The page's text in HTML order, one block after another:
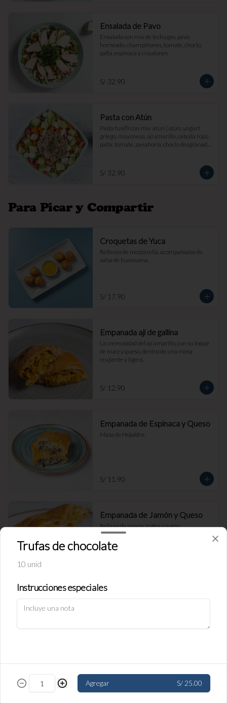
Ensalada de Pavo
Ensalada con mix de lechugas, pavo
horneado, champiñones, tomate, choclo,
palta, espinaca y croutones.
S/ 32.90
Pasta con Atún
Pasta fusilli con mix  atún ( atún, yogurt
griego, mayonesa, aji amarillo, cebolla roja) ,
palta, tomate, zanahoria, choclo desgranado
S/ 32.90
Para Picar y Compartir
Croquetas de Yuca
Rellenas de mozzarella, acompañadas de
salsa de huancaína.
S/ 17.90
Empanada ají de gallina
La cremosidad del ají amarillo, con su toque
de nuez y queso, dentro de una masa
crujiente y ligera.
S/ 12.90
Empanada de Espinaca y Queso
Masa de Hojaldre.
S/ 11.90
Empanada de Jamón y Queso
Rellena de jamón ingles y queso.
S/ 11.90
Política de Cookies
Haga clic en Aceptar para permitir que Justo use cookies a fin
Configuración de cookies Aceptar
Trufas de chocolate
10 unid
Instrucciones especiales
Agregar S/ 25.00